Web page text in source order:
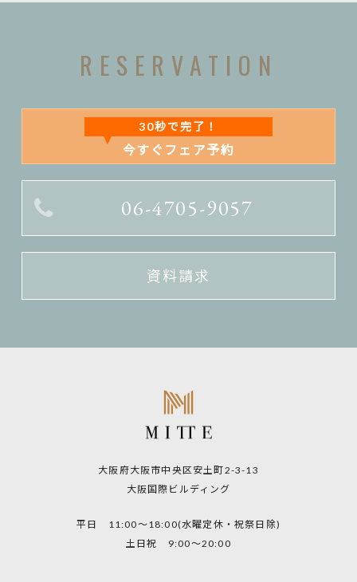
RESERVATION
30秒で完了！
今すぐフェア予約
06-4705-9057
資料請求
大阪府大阪市中央区安土町2-3-13
大阪国際ビルディング
平日 11:00～18:00(水曜定休・祝祭日除)
土日祝 9:00～20:00